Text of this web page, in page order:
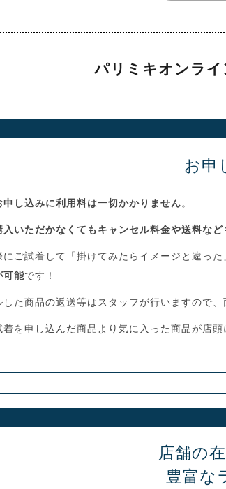
パリミキオンライ
お申
申し込みに利用料は一切かかりません。
入いただかなくてもキャンセル料金や送料な
にご試着して「掛けてみたらイメージと違っ
可能です！
した商品の返送等はスタッフが行いますので
着を申し込んだ商品より気に入った商品が店
店舗の
豊富な